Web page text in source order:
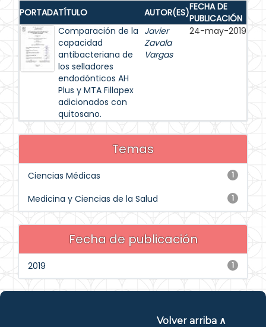
PORTADATÍTULO AUTOR(ES)FECHA DE
PUBLICACIÓN
Comparación de la
capacidad
antibacteriana de
los selladores
endodónticos AH
Plus y MTA Fillapex
adicionados con
quitosano.
Javier
Zavala
Vargas
24-may-2019
Temas
1
Ciencias Médicas
1
Medicina y Ciencias de la Salud
Fecha de publicación
1
2019
Volver arriba ∧